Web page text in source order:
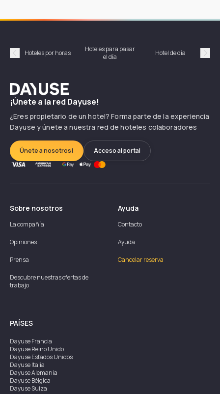
Précédent
Hoteles por horas
Hoteles para pasar
el día
Hotel de día
Dayuse
¡Únete a la red Dayuse!
¿Eres propietario de un hotel? Forma parte de la experiencia
Dayuse y únete a nuestra red de hoteles colaboradores
Únete a nosotros! Acceso al portal
Sobre nosotros
La compañía
Opiniones
Prensa
Descubre nuestras ofertas de
trabajo
Ayuda
Contacto
Ayuda
Cancelar reserva
PAÍSES
DayuseFrancia
DayuseReino Unido
DayuseEstados Unidos
DayuseItalia
DayuseAlemania
DayuseBélgica
DayuseSuiza